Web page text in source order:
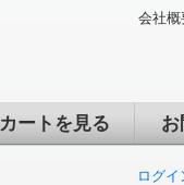
会社概
カートを見る お
ログイ